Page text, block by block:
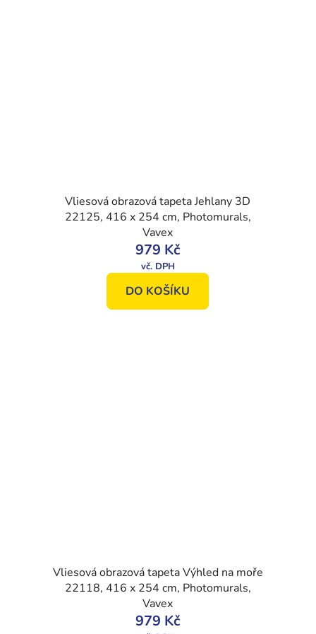
Vliesová obrazová tapeta Jehlany 3D
22125, 416 x 254 cm, Photomurals,
Vavex
979 Kč
DO KOŠÍKU
Vliesová obrazová tapeta Výhled na moře
22118, 416 x 254 cm, Photomurals,
Vavex
979 Kč